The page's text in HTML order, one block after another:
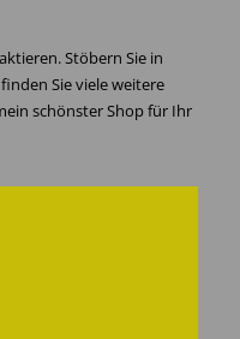
Stöbern Sie in
Sie viele weitere
schönster Shop für Ihr